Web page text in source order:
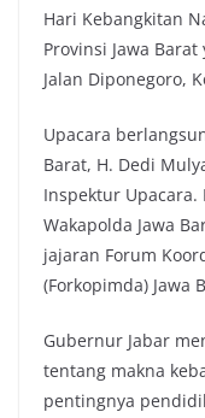
o
o
k
e
r
A
p
p
Hari Kebangkitan
Provinsi Jawa
Jalan Diponegoro,
Upacara
Barat, H. Dedi
Inspektur
Wakapolda Jawa
jajaran Forum
(Forkopimda) Jawa
Gubernur Jabar
tentang makna
pentingnya